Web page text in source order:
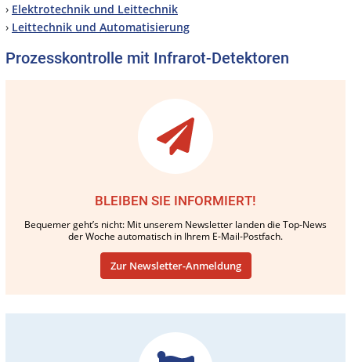
› Elektrotechnik und Leittechnik
› Leittechnik und Automatisierung
Prozesskontrolle mit Infrarot-Detektoren
BLEIBEN SIE INFORMIERT!
Bequemer geht’s nicht: Mit unserem Newsletter landen die Top-News
der Woche automatisch in Ihrem E-Mail-Postfach.
Zur Newsletter-Anmeldung